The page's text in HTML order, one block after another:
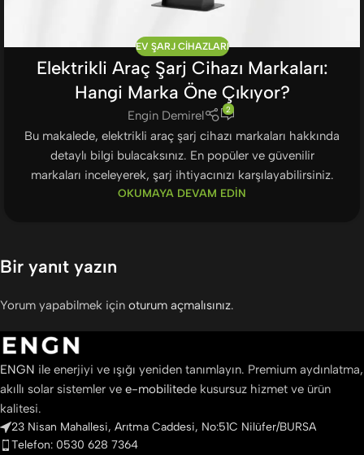
EV ŞARJ CIHAZLARI
Elektrikli Araç Şarj Cihazı Markaları:
Hangi Marka Öne Çıkıyor?
Engin Demirel 2
Bu makalede, elektrikli araç şarj cihazı markaları hakkında
detaylı bilgi bulacaksınız. En popüler ve güvenilir
markaları inceleyerek, şarj ihtiyacınızı karşılayabilirsiniz.
OKUMAYA DEVAM EDIN
Bir yanıt yazın
Yorum yapabilmek için oturum açmalısınız.
ENGN ile enerjiyi ve ışığı yeniden tanımlayın. Premium aydınlatma,
akıllı solar sistemler ve e-mobilitede kusursuz hizmet ve ürün
kalitesi.
23 Nisan Mahallesi, Arıtma Caddesi, No:51C Nilüfer/BURSA
Telefon: 0530 628 7364